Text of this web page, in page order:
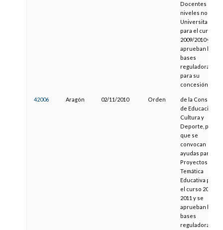
Docentes de
niveles no
Universitarios
para el curso
2009/2010 y se
aprueban las
bases
reguladoras
para su
concesión
42006 Aragón 02/11/2010 Orden
de la Consejera
de Educación,
Cultura y
Deporte, por la
que se
convocan
ayudas para
Proyectos de
Temática
Educativa para
el curso 2010-
2011 y se
aprueban las
bases
reguladoras